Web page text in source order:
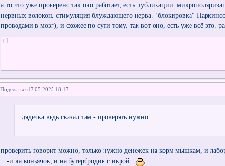
а то что уже проверено так оно работает, есть публикации:
нервных волокон, стимуляция блуждающего нерва. "блокировка"
проводами в мозг), и схожее по сути тому. так вот оно, есть уже всё это.
+1
Поделиться17.05.2025 18:17
дядечка ведь сказал там - проверять нужно ..
проверить говорит можно, только нужно денежек на корм мышкам, и
.. -и на коньячок, и на бутербродик с икрой.